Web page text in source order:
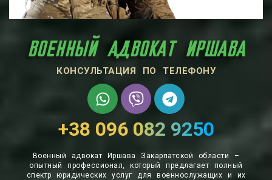
ВОЕННЫЙ АДВОКАТ ИРШАВА
КОНСУЛЬТАЦИЯ ПО ТЕЛЕФОНУ
+38 096 082 9250
Военный адвокат Иршава Закарпатской области –
опытный профессионал, который предлагает полный
спектр юридических услуг для военнослужащих и их